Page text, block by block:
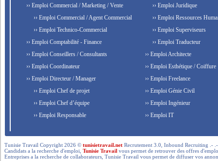
›› Emploi Commercial / Marketing / Vente
›› Emploi Commercial / Agent Commercial
›› Emploi Technico-Commercial
›› Emploi Comptabilité - Finance
›› Emploi Conseillers / Consultants
›› Emploi Coordinateur
›› Emploi Directeur / Manager
›› Emploi Chef de projet
›› Emploi Chef d’équipe
›› Emploi Responsable
›› Emploi Juridique
›› Emploi Ressources
›› Emploi Superviseurs
›› Emploi Traducteur
›› Emploi Architecte
›› Emploi Esthétique / Coiffure
›› Emploi Freelance
›› Emploi Génie Civil
›› Emploi Ingénieur
›› Emploi IT
Tunisie Travail Copyright 2026 ©tunisietravail.net Recrutement 3.0, Inbound Recruiting .-
Candidats a la recherche d'emploi,Tunisie Travail vous permet de retrouver des offres
Entreprises a la recherche de collaborateurs, Tunisie Travail vous permet de diffuser vos